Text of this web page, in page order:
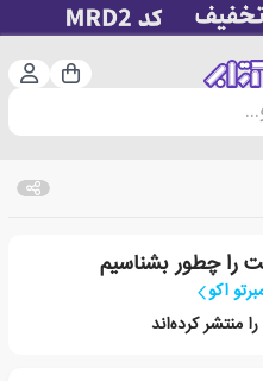
سبد
را چطور بشناسیم
اکو
منتشر کرده‌اند